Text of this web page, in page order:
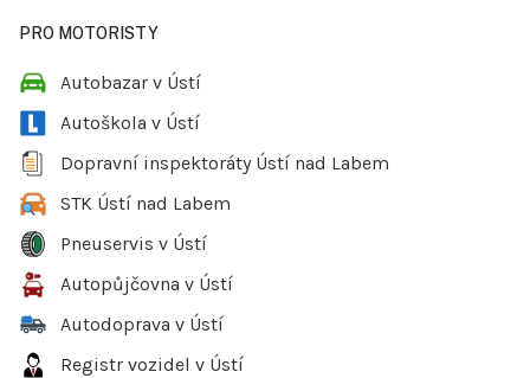
PRO MOTORISTY
Autobazar v Ústí
Autoškola v Ústí
Dopravní inspektoráty Ústí nad Labem
STK Ústí nad Labem
Pneuservis v Ústí
Autopůjčovna v Ústí
Autodoprava v Ústí
Registr vozidel v Ústí